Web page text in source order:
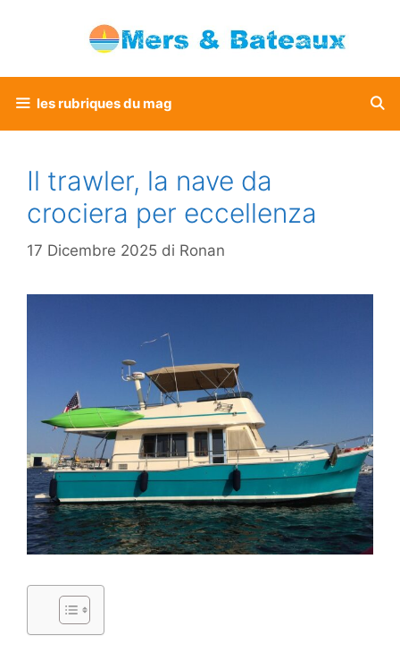
les rubriques du mag
Il trawler, la nave da
crociera per eccellenza
17 Dicembre 2025 di Ronan